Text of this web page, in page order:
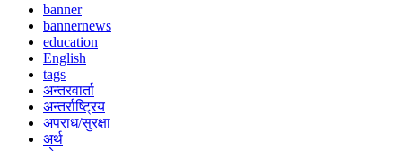
banner
bannernews
education
English
tags
अन्तरवार्ता
अन्तर्राष्ट्रिय
अपराध/सुरक्षा
अर्थ